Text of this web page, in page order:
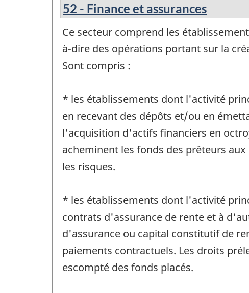
52 - Finance et assurances
Ce secteur comprend les
à-dire des opérations portant sur la
Sont compris :
* les établissements dont l'activité
en recevant des dépôts et/ou en
l'acquisition d'actifs financiers en
acheminent les fonds des prêteurs
les risques.
* les établissements dont l'activité
contrats d'assurance de rente et à
d'assurance ou capital constitutif de
paiements contractuels. Les droits
escompté des fonds placés.